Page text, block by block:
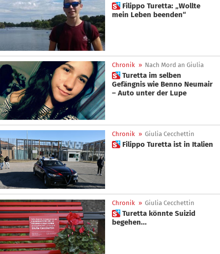
 Filippo Turetta: „Wollte
mein Leben beenden“
Chronik » Nach Mord an Giulia
 Turetta im selben
Gefängnis wie Benno Neumair
– Auto unter der Lupe
Chronik » Giulia Cecchettin
 Filippo Turetta ist in Italien
Chronik » Giulia Cecchettin
 Turetta könnte Suizid
begehen...